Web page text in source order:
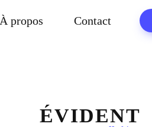
À propos Contact
ÉVIDENT